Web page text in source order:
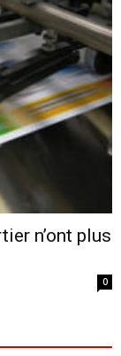
n’ont plus
0